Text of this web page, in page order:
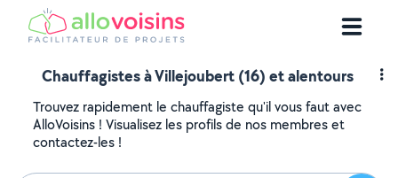
Chauffagistes à Villejoubert (16) et alentours
Trouvez rapidement le chauffagiste qu'il vous faut avec
AlloVoisins ! Visualisez les profils de nos membres et
contactez-les !